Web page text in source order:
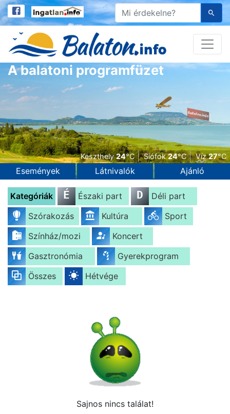
A balatoni programfüzet
Keszthely 24°C Siófok 24°C Víz 27°C
Események Látnivalók Ajánló
Kategóriák É Északi part D
Déli part
Szórakozás
Kultúra
Sport
Színház/mozi
Koncert
Gasztronómia
Gyerekprogram
Összes
Hétvége
Sajnos nincs találat!